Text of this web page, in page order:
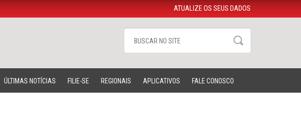
ATUALIZE OS SEUS DADOS
ÚLTIMAS NOTÍCIAS FILIE-SE REGIONAIS APLICATIVOS FALE CONOSCO